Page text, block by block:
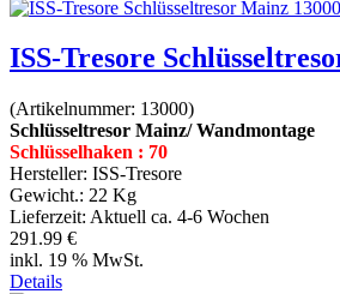
ISS-Tresore
(Artikelnummer: 13000)
Schlüsseltresor Mainz/ Wandmontage
Schlüsselhaken : 70
Hersteller: ISS-Tresore
Gewicht.: 22 Kg
Lieferzeit: Aktuell ca. 4-6 Wochen
291.99 €
inkl. 19 % MwSt.
Details